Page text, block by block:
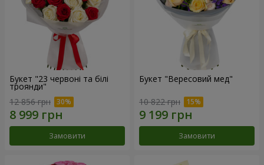
Букет "23 червоні та білі
троянди"
12 856 грн
Замовити
Букет "Вересовий мед"
10 822 грн
Замовити